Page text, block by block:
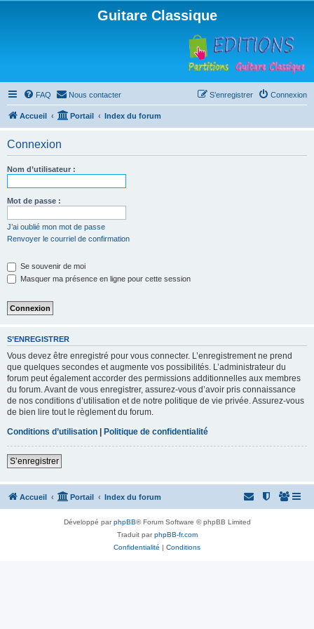
Guitare Classique
FAQ Nous contacter Connexion
S’enregistrer
Accueil Portail Index du forum
Connexion
Nom d’utilisateur :
Mot de passe :
J’ai oublié mon mot de passe
Renvoyer le courriel de confirmation
Se souvenir de moi
Masquer ma présence en ligne pour cette session
S’ENREGISTRER
Vous devez être enregistré pour vous connecter. L’enregistrement ne prend
que quelques secondes et augmente vos possibilités. L’administrateur du
forum peut également accorder des permissions additionnelles aux membres
du forum. Avant de vous enregistrer, assurez-vous d’avoir pris connaissance
de nos conditions d’utilisation et de notre politique de vie privée. Assurez-vous
de bien lire tout le règlement du forum.
Conditions d’utilisation | Politique de confidentialité
S’enregistrer
Accueil Portail Index du forum
Développé parphpBB® Forum Software © phpBB Limited
Traduit parphpBB-fr.com
Confidentialité | Conditions